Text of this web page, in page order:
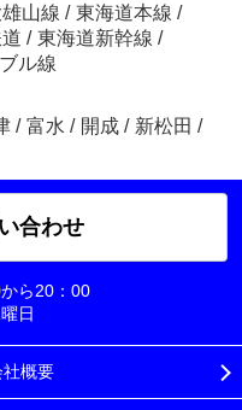
山線 / 東海道本線 /
/ 東海道新幹線 /
ル線
/ 富水 / 開成 / 新松田 /
合わせ
ら20：00
日
社概要